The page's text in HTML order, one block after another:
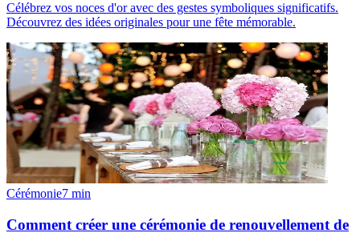
Célébrez vos noces d'or avec des gestes symboliques significatifs.
Découvrez des idées originales pour une fête mémorable.
Cérémonie7 min
Comment créer une cérémonie de renouvellement de